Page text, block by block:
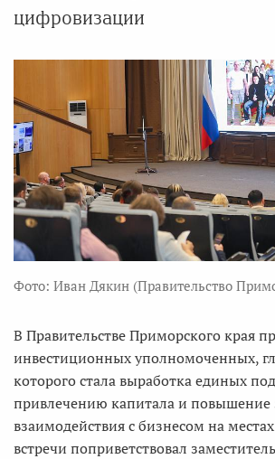
цифровизации
Фото: Иван Дякин (Правительство
В Правительстве Приморского края
инвестиционных уполномоченных,
которого стала выработка единых
привлечению капитала и повышение
взаимодействия с бизнесом на
встречи поприветствовал